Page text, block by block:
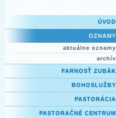
ÚVOD
OZNAMY
aktuálne oznamy
archív
FARNOSŤ ZUBÁK
BOHOSLUŽBY
PASTORÁCIA
PASTORAČNÉ CENTRUM